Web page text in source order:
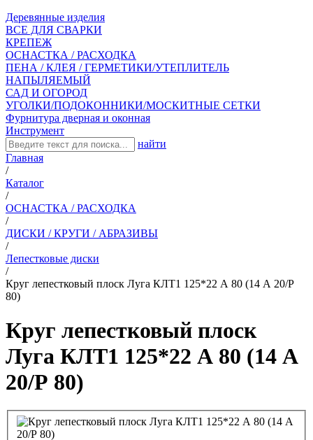
Деревянные изделия
ВСЕ ДЛЯ СВАРКИ
КРЕПЕЖ
ОСНАСТКА / РАСХОДКА
ПЕНА / КЛЕЯ / ГЕРМЕТИКИ/УТЕПЛИТЕЛЬ
НАПЫЛЯЕМЫЙ
САД И ОГОРОД
УГОЛКИ/ПОДОКОННИКИ/МОСКИТНЫЕ СЕТКИ
Фурнитура дверная и оконная
Инструмент
найти
Главная
/
Каталог
/
ОСНАСТКА / РАСХОДКА
/
ДИСКИ / КРУГИ / АБРАЗИВЫ
/
Лепестковые диски
/
Круг лепестковый плоск Луга КЛТ1 125*22 А 80 (14 А 20/Р
80)
Круг лепестковый плоск
Луга КЛТ1 125*22 А 80 (14 А
20/Р 80)